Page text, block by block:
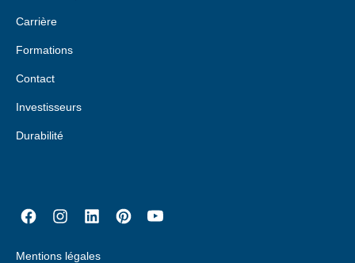
Carrière
Formations
Contact
Investisseurs
Durabilité
Mentions légales